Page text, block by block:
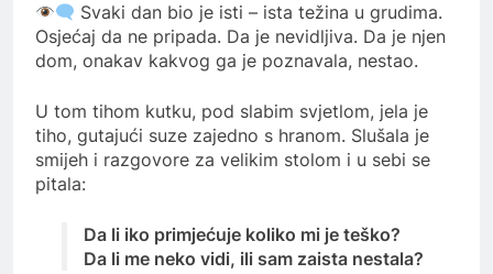
Svaki dan bio je isti – ista težina u grudima.
Osjećaj da ne pripada. Da je nevidljiva. Da je njen
dom, onakav kakvog ga je poznavala, nestao.
U tom tihom kutku, pod slabim svjetlom, jela je
tiho, gutajući suze zajedno s hranom. Slušala je
smijeh i razgovore za velikim stolom i u sebi se
pitala:
Da li iko primjećuje koliko mi je teško?
Da li me neko vidi, ili sam zaista nestala?